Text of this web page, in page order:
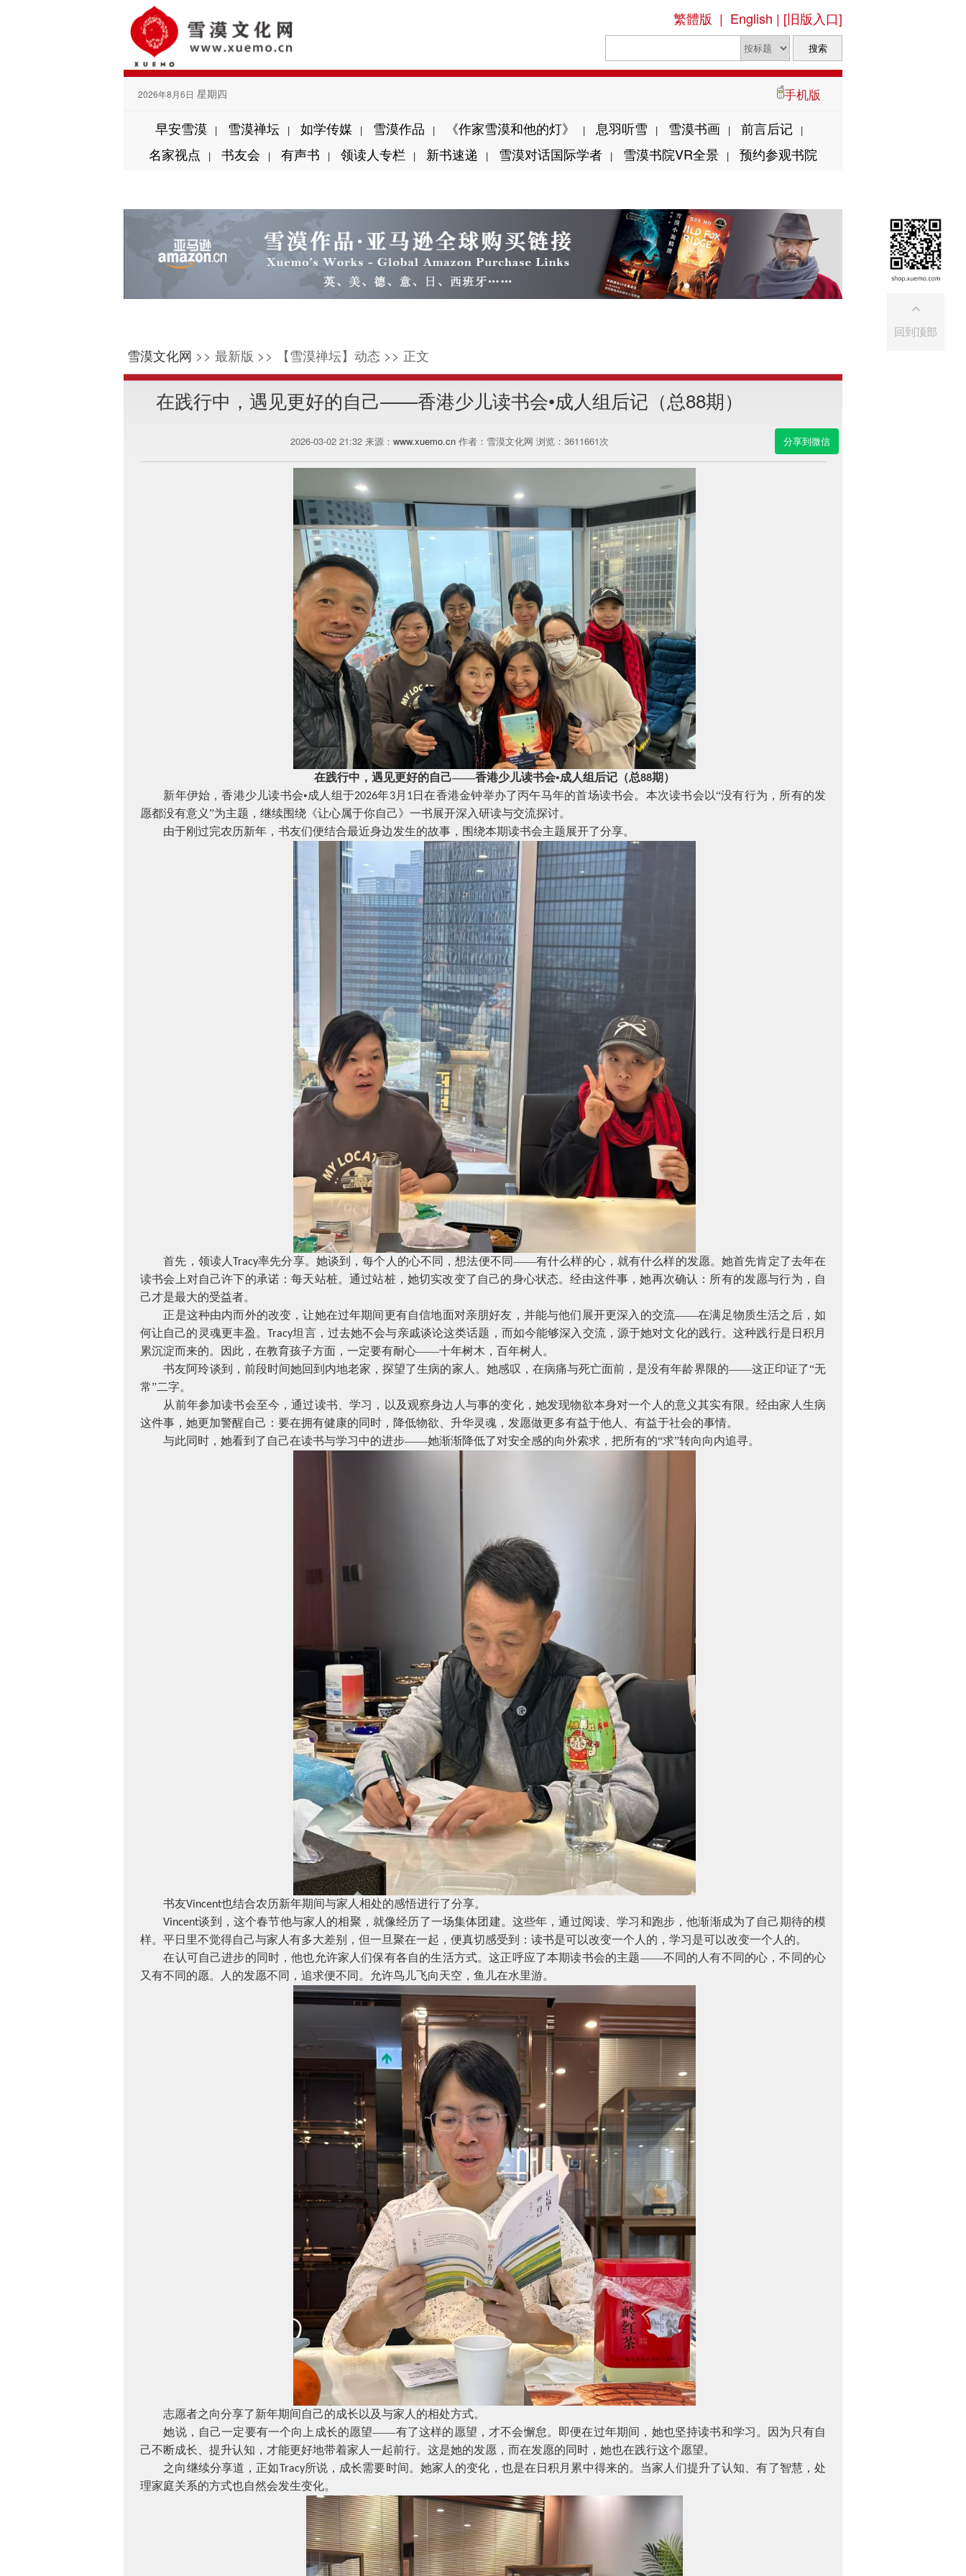
繁體版 | English | [旧版入口]
2026年8月6日 星期四 手机版
早安雪漠 | 雪漠禅坛 | 如学传媒 | 雪漠作品 | 《作家雪漠和他的灯》 | 息羽听雪 | 雪漠书画 | 前言后记 |
名家视点 | 书友会 | 有声书 | 领读人专栏 | 新书速递 | 雪漠对话国际学者 | 雪漠书院VR全景 | 预约参观书院
雪漠文化网 >> 最新版 >> 【雪漠禅坛】动态 >> 正文
在践行中，遇见更好的自己——香港少儿读书会•成人组后记（总88期）
2026-03-02 21:32 来源： www.xuemo.cn作者：雪漠文化网 浏览： 3611661次 分享到微信
在践行中，遇见更好的自己——香港少儿读书会•成人组后记（总88期）
新年伊始，香港少儿读书会•成人组于2026年3月 1日在香港金钟举办了丙午马年的首场读书会。本次读书会以“没有行为，所有的发
愿都没有意义”为主题，继续围绕《让心属于你自己》一书展开深入研读与交流探讨。
由于刚过完农历新年，书友们便结合最近身边发生的故事，围绕本期读书会主题展开了分享。
首先，领读人Tracy率先分享。她谈到，每个人的心不同，想法便不同——有什么样的心，就有什么样的发愿。她首先肯定了去年在
读书会上对自己许下的承诺：每天站桩。通过站桩，她切实改变了自己的身心状态。经由这件事，她再次确认：所有的发愿与行为，自
己才是最大的受益者。
正是这种由内而外的改变，让她在过年期间更有自信地面对亲朋好友，并能与他们展开更深入的交流——在满足物质生活之后，如
何让自己的灵魂更丰盈。Tracy坦言，过去她不会与亲戚谈论这类话题，而如今能够深入交流，源于她对文化的践行。这种践行是日积月
累沉淀而来的。因此，在教育孩子方面，一定要有耐心——十年树木，百年树人。
书友阿玲谈到，前段时间她回到内地老家，探望了生病的家人。她感叹，在病痛与死亡面前，是没有年龄界限的——这正印证了“无
常”二字。
从前年参加读书会至今，通过读书、学习，以及观察身边人与事的变化，她发现物欲本身对一个人的意义其实有限。经由家人生病
这件事，她更加警醒自己：要在拥有健康的同时，降低物欲、升华灵魂，发愿做更多有益于他人、有益于社会的事情。
与此同时，她看到了自己在读书与学习中的进步——她渐渐降低了对安全感的向外索求，把所有的“求”转向向内追寻。
书友Vincent也结合农历新年期间与家人相处的感悟进行了分享。
Vincent谈到，这个春节他与家人的相聚，就像经历了一场集体团建。这些年，通过阅读、学习和跑步，他渐渐成为了自己期待的模
样。平日里不觉得自己与家人有多大差别，但一旦聚在一起，便真切感受到：读书是可以改变一个人的，学习是可以改变一个人的。
在认可自己进步的同时，他也允许家人们保有各自的生活方式。这正呼应了本期读书会的主题——不同的人有不同的心，不同的心
又有不同的愿。人的发愿不同，追求便不同。允许鸟儿飞向天空，鱼儿在水里游。
志愿者之向分享了新年期间自己的成长以及与家人的相处方式。
她说，自己一定要有一个向上成长的愿望——有了这样的愿望，才不会懈怠。即便在过年期间，她也坚持读书和学习。因为只有自
己不断成长、提升认知，才能更好地带着家人一起前行。这是她的发愿，而在发愿的同时，她也在践行这个愿望。
之向继续分享道，正如 Tracy所说，成长需要时间。她家人的变化，也是在日积月累中得来的。当家人们提升了认知、有了智慧，处
理家庭关系的方式也自然会发生变化。
回到顶部